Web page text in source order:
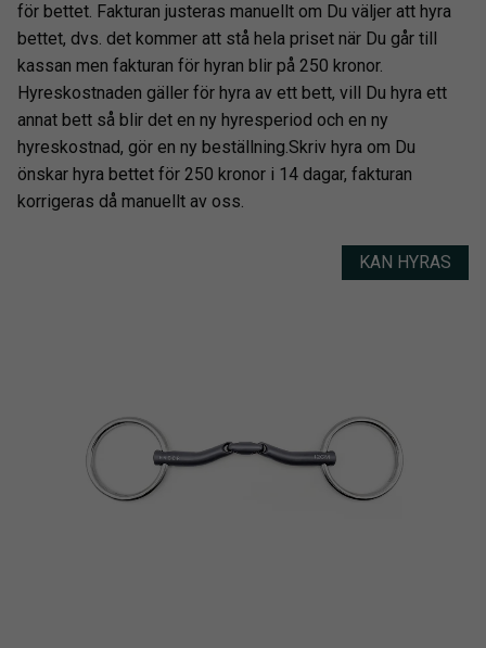
för bettet. Fakturan justeras manuellt om Du väljer att hyra
bettet, dvs. det kommer att stå hela priset när Du går till
kassan men fakturan för hyran blir på 250 kronor.
Hyreskostnaden gäller för hyra av ett bett, vill Du hyra ett
annat bett så blir det en ny hyresperiod och en ny
hyreskostnad, gör en ny beställning.Skriv hyra om Du
önskar hyra bettet för 250 kronor i 14 dagar, fakturan
korrigeras då manuellt av oss.
KAN HYRAS